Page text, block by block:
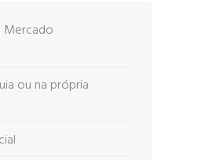
Mercado
ou na própria